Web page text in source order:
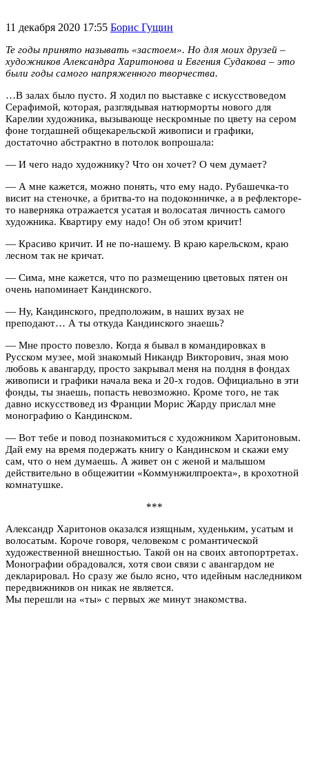
11 декабря 2020 17:55 Борис Гущин
Те годы принято называть «застоем». Но для моих друзей –
художников Александра Харитонова и Евгения Судакова – это
были годы самого напряженного творчества.
…В залах было пусто. Я ходил по выставке с искусствоведом
Серафимой, которая, разглядывая натюрморты нового для
Карелии художника, вызывающе нескромные по цвету на сером
фоне тогдашней общекарельской живописи и графики,
достаточно абстрактно в потолок вопрошала:
— И чего надо художнику? Что он хочет? О чем думает?
— А мне кажется, можно понять, что ему надо. Рубашечка-то
висит на стеночке, а бритва-то на подоконничке, а в рефлекторе-
то наверняка отражается усатая и волосатая личность самого
художника. Квартиру ему надо! Он об этом кричит!
— Красиво кричит. И не по-нашему. В краю карельском, краю
лесном так не кричат.
— Сима, мне кажется, что по размещению цветовых пятен он
очень напоминает Кандинского.
— Ну, Кандинского, предположим, в наших вузах не
преподают… А ты откуда Кандинского знаешь?
— Мне просто повезло. Когда я бывал в командировках в
Русском музее, мой знакомый Никандр Викторович, зная мою
любовь к авангарду, просто закрывал меня на полдня в фондах
живописи и графики начала века и 20-х годов. Официально в эти
фонды, ты знаешь, попасть невозможно. Кроме того, не так
давно искусствовед из Франции Морис Жарду прислал мне
монографию о Кандинском.
— Вот тебе и повод познакомиться с художником Харитоновым.
Дай ему на время подержать книгу о Кандинском и скажи ему
сам, что о нем думаешь. А живет он с женой и малышом
действительно в общежитии «Коммунжилпроекта», в крохотной
комнатушке.
***
Александр Харитонов оказался изящным, худеньким, усатым и
волосатым. Короче говоря, человеком с романтической
художественной внешностью. Такой он на своих автопортретах.
Монографии обрадовался, хотя свои связи с авангардом не
декларировал. Но сразу же было ясно, что идейным наследником
передвижников он никак не является.
Мы перешли на «ты» с первых же минут знакомства.